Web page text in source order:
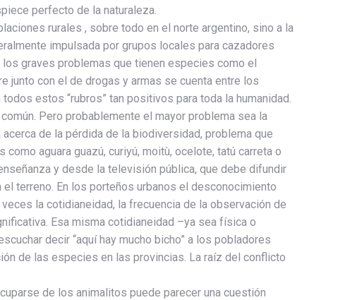
perfecto de la naturaleza.
rurales , sobre todo en el norte argentino, sino a la
impulsada por grupos locales para cazadores
graves problemas que tienen especies como el
junto con el de drogas y armas se cuenta entre los
estos “rubros” tan positivos para toda la humanidad.
Pero probablemente el mayor problema sea la
de la pérdida de la biodiversidad, problema que
aguara guazú, curiyú, moitù, ocelote, tatú carreta o
y desde la televisión pública, que debe difundir
terreno. En los porteños urbanos el desconocimiento
la cotidianeidad, la frecuencia de la observación de
Esa misma cotidianeidad –ya sea física o
decir “aquí hay mucho bicho” a los pobladores
de las especies en las provincias. La raíz del conflicto
de los animalitos puede parecer una cuestión